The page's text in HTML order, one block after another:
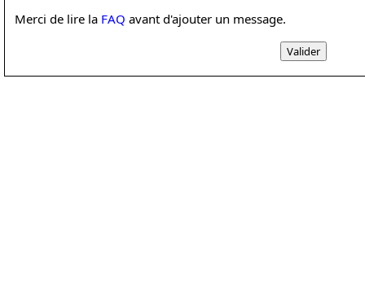
Merci de lire la FAQ avant d'ajouter un message.